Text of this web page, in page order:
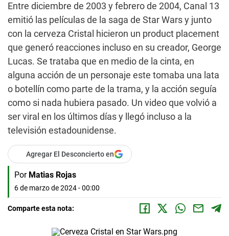
Entre diciembre de 2003 y febrero de 2004, Canal 13
emitió las películas de la saga de Star Wars y junto
con la cerveza Cristal hicieron un product placement
que generó reacciones incluso en su creador, George
Lucas. Se trataba que en medio de la cinta, en
alguna acción de un personaje este tomaba una lata
o botellín como parte de la trama, y la acción seguía
como si nada hubiera pasado. Un video que volvió a
ser viral en los últimos días y llegó incluso a la
televisión estadounidense.
Agregar El Desconcierto en
Por Matias Rojas
6 de marzo de 2024 - 00:00
Comparte esta nota: